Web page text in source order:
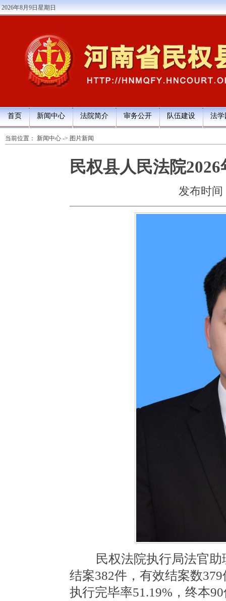
2026年8月9日星期日
首页 新闻中心 法院简介 审务公开 队伍建设 法学
当前位置： 新闻中心 -> 图片新闻
民权县人民法院
发布时间
民权法院执行局法官助
结案382件，有效结案数
执行完毕率51.19%，终本